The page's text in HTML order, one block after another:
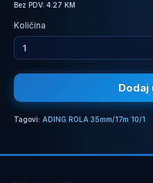
Bez PDV: 4.27 KM
Količina
Dodaj
Tagovi: ADING ROLA 35mm/17m 10/1